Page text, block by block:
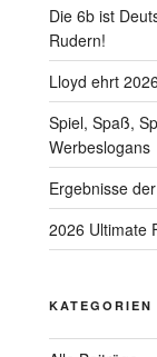
Die 6b ist
Rudern!
Lloyd ehrt 2026
Spiel, Spaß,
Werbeslogans
Ergebnisse
2026 Ultimate
KATEGORIEN